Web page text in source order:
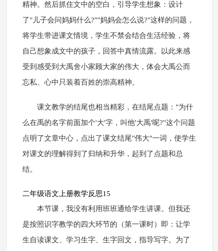
精神。然后抓住文中的空白，引导学生想象：设计
了"儿子会问妈妈什么?""妈妈会怎么说?"这样的问题，
将学生带进课文情境，学生不禁会结合生活经验，将
自己想象成文中的孩子，回答中真情流露。以此来感
受到感受到大禹舍小家顾大家的伟大，体会大禹公而
忘私、心中只装着百姓的崇高精神。
课文教学的结尾也相当精彩，在结尾点题："为什
么在禹的名字前面加个'大'字，叫他'大禹'呢?"这个问题
点明了文章中心，点出了课文结尾"伟大"一词，使学生
对课文的理解得到了归纳和升华，起到了点题和总
结。
二年级语文上册教学反思15
本节课，我没有利用班班通给学生讲课。但我还
是按照识字教学的四大环节的（第一课时）即：让学
生自读课文、学习生字、生字回文，指导写字。为了